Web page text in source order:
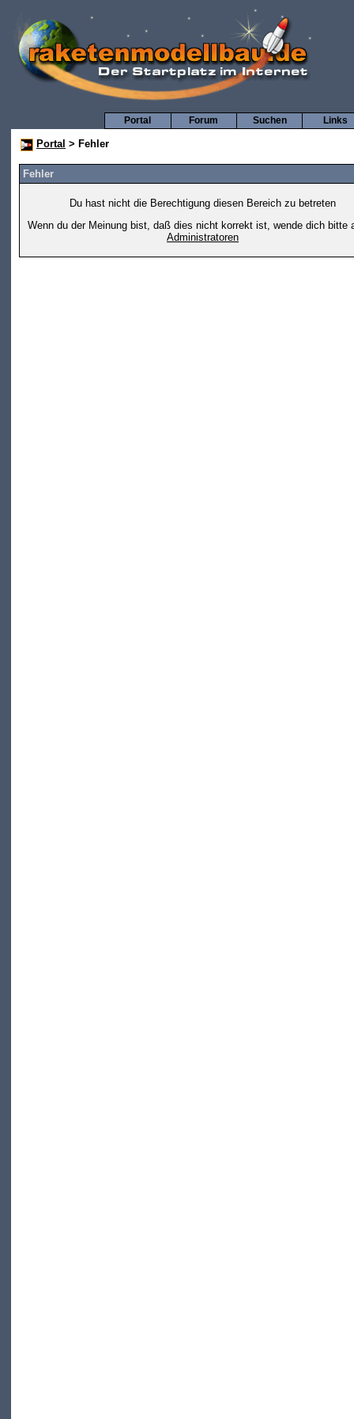
Links
Suchen
Forum
Portal
Portal > Fehler
Fehler
Du hast nicht die Berechtigung diesen Bereich zu betreten
Wenn du der Meinung bist, daß dies nicht korrekt ist, wende dich bitte
Administratoren